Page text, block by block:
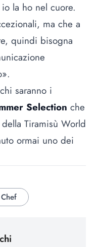
la ho nel cuore.
ma che a
quindi bisogna
saranno i
Selection che
Tiramisù World
ormai uno dei
Chef